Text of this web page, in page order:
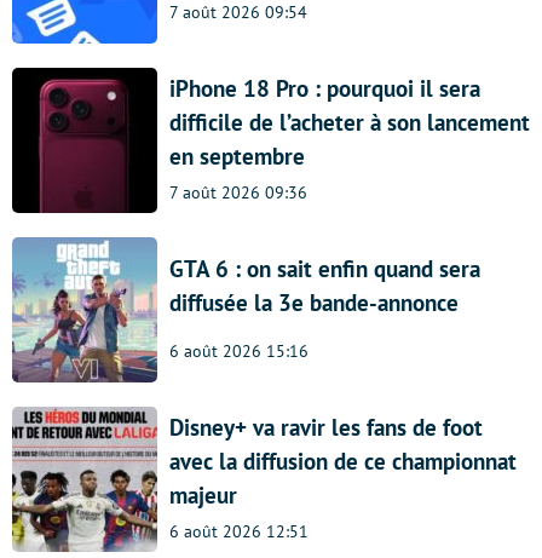
7 août 2026 09:54
iPhone 18 Pro : pourquoi il sera
difficile de l’acheter à son lancement
en septembre
7 août 2026 09:36
GTA 6 : on sait enfin quand sera
diffusée la 3e bande-annonce
6 août 2026 15:16
Disney+ va ravir les fans de foot
avec la diffusion de ce championnat
majeur
6 août 2026 12:51